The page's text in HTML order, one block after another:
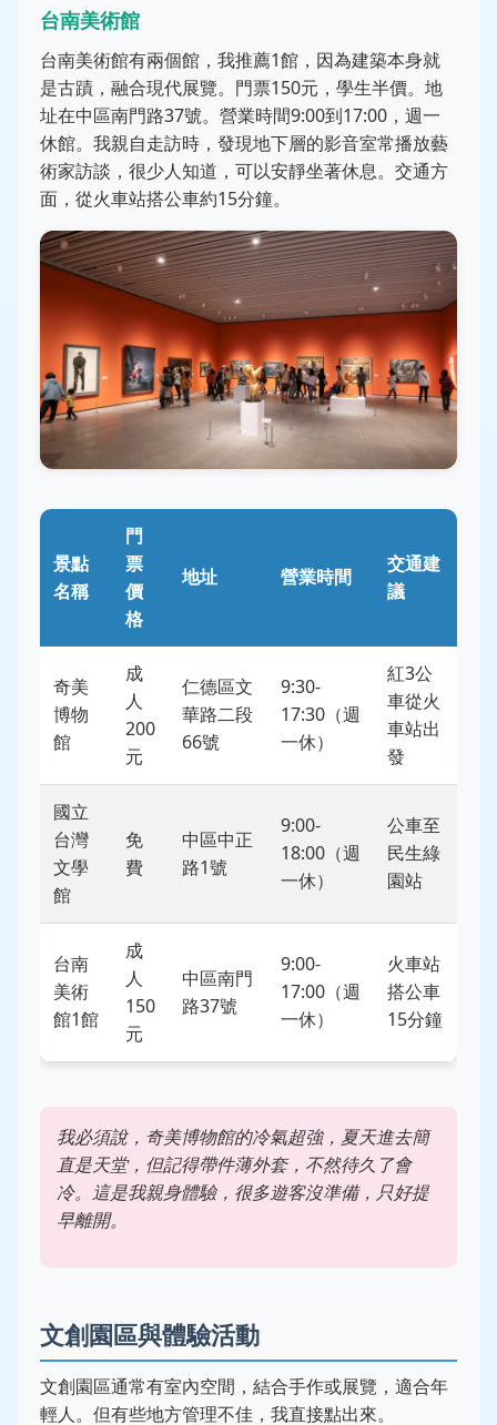
台南美術館
台南美術館有兩個館，我推薦1館，因為建築本身就
是古蹟，融合現代展覽。門票150元，學生半價。地
址在中區南門路37號。營業時間9:00到17:00，週一
休館。我親自走訪時，發現地下層的影音室常播放藝
術家訪談，很少人知道，可以安靜坐著休息。交通方
面，從火車站搭公車約15分鐘。
景點
名稱
門
票
價
格
地址 營業時間
交通建
議
奇美
博物
館
成
人
200
元
仁德區文
華路二段
66號
9:30-
17:30（週
一休）
紅3公
車從火
車站出
發
國立
台灣
文學
館
免
費
中區中正
路1號
9:00-
18:00（週
一休）
公車至
民生綠
園站
台南
美術
館1館
成
人
150
元
中區南門
路37號
9:00-
17:00（週
一休）
火車站
搭公車
15分鐘
我必須說，奇美博物館的冷氣超強，夏天進去簡
直是天堂，但記得帶件薄外套，不然待久了會
冷。這是我親身體驗，很多遊客沒準備，只好提
早離開。
文創園區與體驗活動
文創園區通常有室內空間，結合手作或展覽，適合年
輕人。但有些地方管理不佳，我直接點出來。